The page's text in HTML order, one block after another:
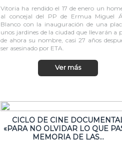
Vitoria ha rendido el 17 de enero un
al concejal del PP de Ermua Miguel
Blanco con la inauguración de una
unos jardines de la ciudad que llevarán a
de ahora su nombre, casi 27 años
ser asesinado por ETA.
Ver más
CICLO DE CINE
«PARA NO OLVIDAR LO QUE
MEMORIA DE LAS…